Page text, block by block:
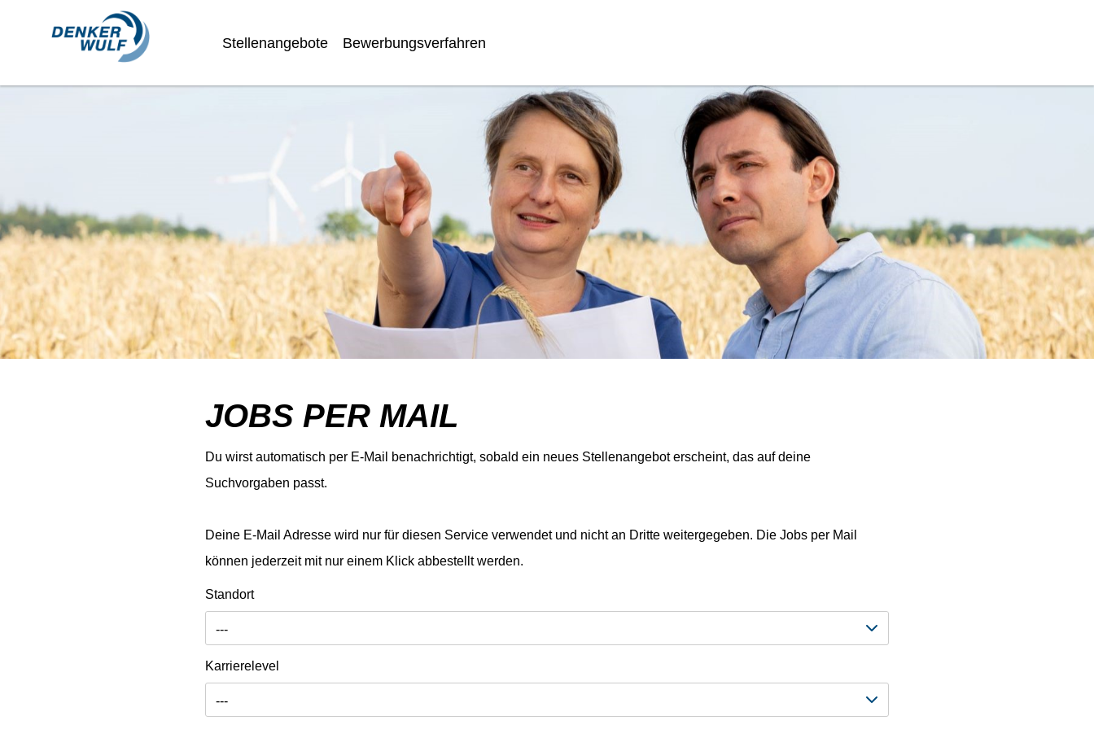
Stellenangebote Bewerbungsverfahren
JOBS PER MAIL
Du wirst automatisch per E-Mail benachrichtigt, sobald ein neues Stellenangebot erscheint, das auf deine
Suchvorgaben passt.
Deine E-Mail Adresse wird nur für diesen Service verwendet und nicht an Dritte weitergegeben. Die Jobs per Mail
können jederzeit mit nur einem Klick abbestellt werden.
Standort
---
Karrierelevel
---